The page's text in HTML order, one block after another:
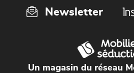
Newsletter
Un magasin du réseau